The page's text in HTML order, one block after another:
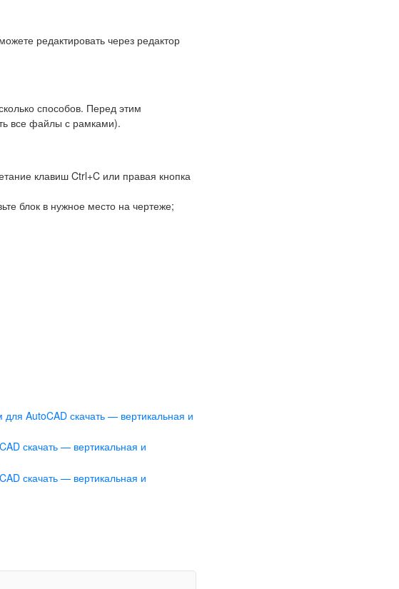
редактировать через редактор
способов. Перед этим
все файлы с рамками).
клавиш Ctrl+C или правая кнопка
блок в нужное место на чертеже;
AutoCAD скачать — вертикальная и
скачать — вертикальная и
скачать — вертикальная и